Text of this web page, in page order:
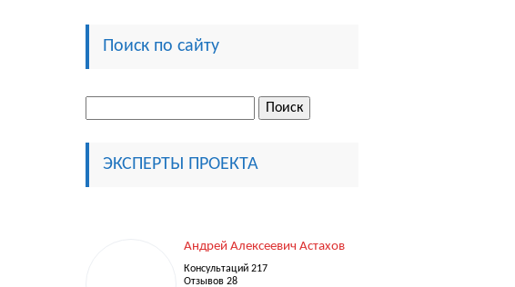
Поиск по сайту
ЭКСПЕРТЫ ПРОЕКТА
Андрей Алексеевич Астахов
Консультаций 217
Отзывов 28